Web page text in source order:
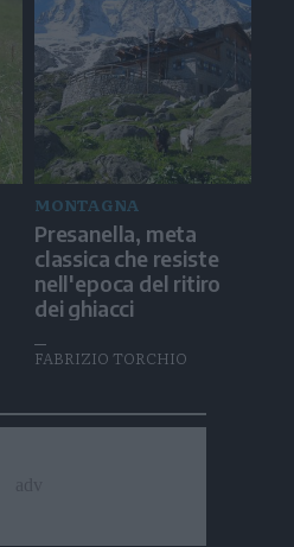
MONTAGNA
Presanella, meta
classica che resiste
nell'epoca del ritiro
dei ghiacci
FABRIZIO TORCHIO